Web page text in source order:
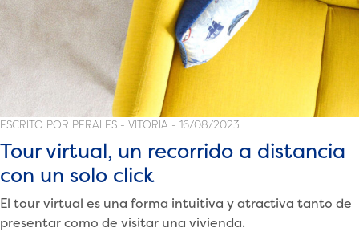
ESCRITO POR PERALES - VITORIA - 16/08/2023
Tour virtual, un recorrido a distancia
con un solo click
El tour virtual es una forma intuitiva y atractiva tanto de
presentar como de visitar una vivienda.